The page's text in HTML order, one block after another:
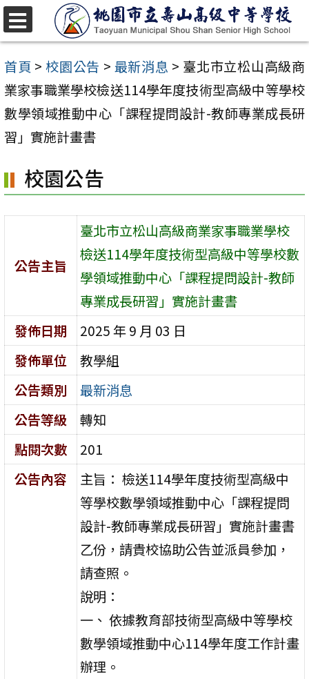
跳
至
主
要
內
容
首頁 > 校園公告 > 最新消息 > 臺北市立松山高級商
業家事職業學校檢送114學年度技術型高級中等學校
數學領域推動中心「課程提問設計-教師專業成長研
習」實施計畫書
校園公告
公告主旨
臺北市立松山高級商業家事職業學校
檢送114學年度技術型高級中等學校數
學領域推動中心「課程提問設計-教師
專業成長研習」實施計畫書
發佈日期
2025 年 9 月 03 日
發佈單位
教學組
公告類別
最新消息
公告等級
轉知
點閱次數
201
公告內容
主旨： 檢送114學年度技術型高級中
等學校數學領域推動中心「課程提問
設計-教師專業成長研習」實施計畫書
乙份，請貴校協助公告並派員參加，
請查照。
說明：
一、 依據教育部技術型高級中等學校
數學領域推動中心114學年度工作計畫
辦理。
選
單